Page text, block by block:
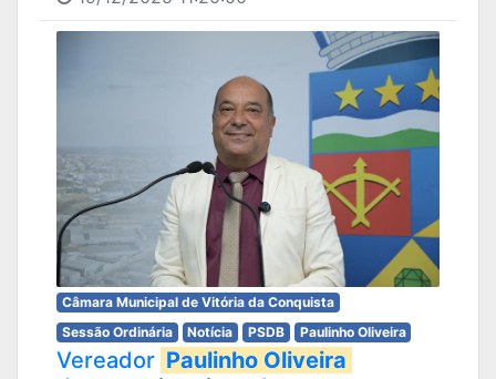
Câmara Municipal de Vitória da Conquista
Sessão Ordinária
Notícia PSDB Paulinho Oliveira
Vereador Paulinho Oliveira